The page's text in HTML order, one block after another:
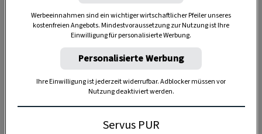
12 Stück
Werbeeinnahmen sind ein wichtiger wirtschaftlicher Pfeiler unseres
kostenfreien Angebots. Mindestvoraussetzung zur Nutzung ist Ihre
Einwilligung für personalisierte Werbung.
Personalisierte Werbung
Ihre Einwilligung ist jederzeit widerrufbar. Adblocker müssen vor
Nutzung deaktiviert werden.
Servus PUR